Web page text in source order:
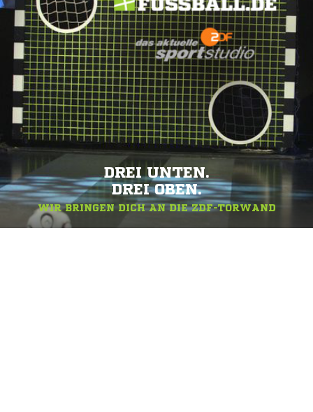
DREI UNTEN.
DREI OBEN.
WIR BRINGEN DICH AN DIE ZDF-TORWAND